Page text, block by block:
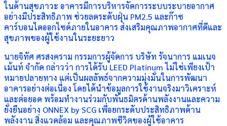
ในด้านสุขภาวะ อาคารมีการบริหารจัดการระบบระบายอากาศ
อย่างมีประสิทธิภาพ ช่วยลดระดับฝุ่น PM2.5 และก๊าซ
คาร์บอนไดออกไซด์ภายในอาคาร ส่งเสริมคุณภาพอากาศที่ดีและ
สุขภาพของผู้ใช้งานในระยะยาว
นายจิทัศ ศรสงคราม กรรมการผู้จัดการ บริษัท รัจนาการ แมเนจ
เม้นท์ จำกัด กล่าวว่า การได้รับ LEED Platinum ไม่ใช่เพียงเป้า
หมายปลายทาง แต่เป็นผลลัพธ์จากความมุ่งมั่นในการพัฒนา
อาคารอย่างต่อเนื่อง โดยได้นำข้อมูลการใช้งานจริงมาวิเคราะห์
และต่อยอด พร้อมทำงานร่วมกับพันธมิตรด้านพลังงานและความ
ยั่งยืนอย่าง ONNEX by SCG เพื่อยกระดับประสิทธิภาพด้าน
พลังงาน สิ่งแวดล้อม และคุณภาพชีวิตของผู้ใช้อาคาร